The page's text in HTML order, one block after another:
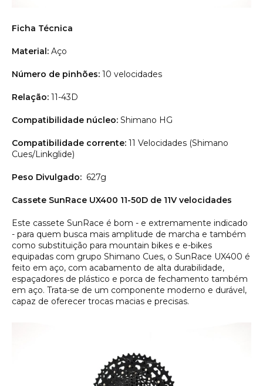
Ficha Técnica
Material: Aço
Número de pinhões: 10 velocidades
Relação: 11-43D
Compatibilidade núcleo: Shimano HG
Compatibilidade corrente: 11 Velocidades (Shimano
Cues/Linkglide)
Peso Divulgado: 627g
Cassete SunRace UX400 11-50D de 11V velocidades
Este cassete SunRace é bom - e extremamente indicado
- para quem busca mais amplitude de marcha e também
como substituição para mountain bikes e e-bikes
equipadas com grupo Shimano Cues, o SunRace UX400 é
feito em aço, com acabamento de alta durabilidade,
espaçadores de plástico e porca de fechamento também
em aço. Trata-se de um componente moderno e durável,
capaz de oferecer trocas macias e precisas.